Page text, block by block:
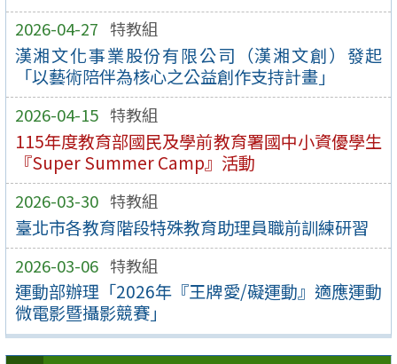
2026-04-27 特教組
漢湘文化事業股份有限公司（漢湘文創）發起
「以藝術陪伴為核心之公益創作支持計畫」
2026-04-15 特教組
115年度教育部國民及學前教育署國中小資優學生
『Super Summer Camp』活動
2026-03-30 特教組
臺北市各教育階段特殊教育助理員職前訓練研習
2026-03-06 特教組
運動部辦理「2026年『王牌愛/礙運動』適應運動
微電影暨攝影競賽」